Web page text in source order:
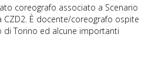
coreografo associato a Scenario
È docente/coreografo ospite
di Torino ed alcune importanti